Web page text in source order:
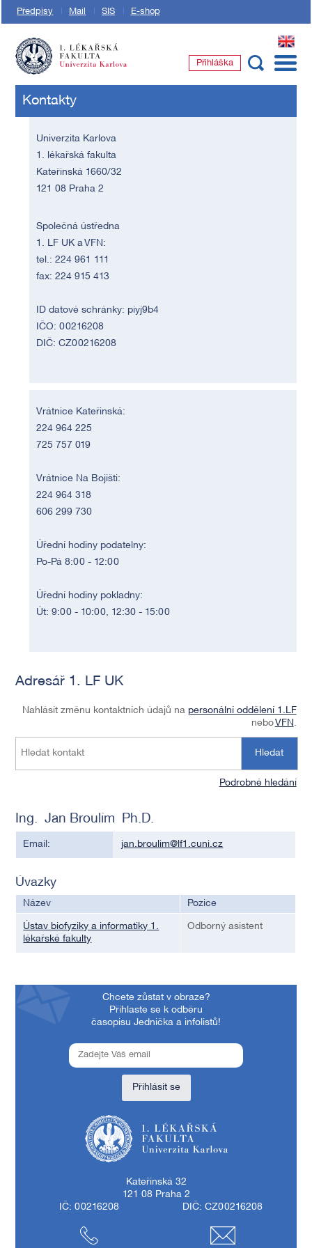
Předpisy Mail SIS E-shop
EN
Přihláška
Kontakty
Univerzita Karlova
1. lékařská fakulta
Kateřinská 1660/32
121 08 Praha 2
Společná ústředna
1. LF UK a VFN:
tel.: 224 961 111
fax: 224 915 413
ID datové schránky: piyj9b4
IČO: 00216208
DIČ: CZ00216208
Vrátnice Kateřinská:
224 964 225
725 757 019
Vrátnice Na Bojišti:
224 964 318
606 299 730
Úřední hodiny podatelny:
Po-Pá 8:00 - 12:00
Úřední hodiny pokladny:
Út: 9:00 - 10:00, 12:30 - 15:00
Adresář 1. LF UK
Nahlásit změnu kontaktních údajů na personální oddělení 1.LF
neboVFN .
Hledat
Podrobné hledání
Ing. Jan Broulím Ph.D.
Email: jan.broulim@lf1.cuni.cz
Úvazky
Název Pozice
Ústav biofyziky a informatiky 1.
lékařské fakulty
Odborný asistent
Chcete zůstat v obraze?
Přihlaste se k odběru
časopisu Jednička a infolistů!
Přihlásit se
Kateřinská 32
121 08 Praha 2
IČ: 00216208
DIČ: CZ00216208